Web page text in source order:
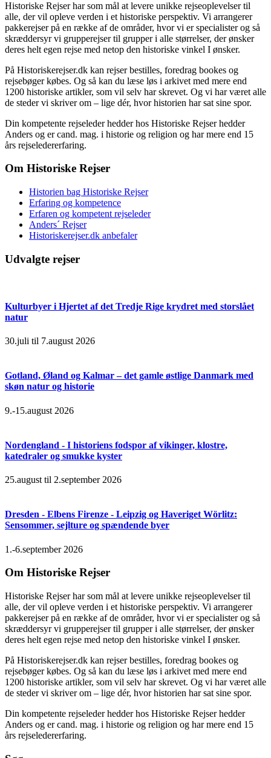
Historiske Rejser har som mål at levere unikke rejseoplevelser til
alle, der vil opleve verden i et historiske perspektiv. Vi arrangerer
pakkerejser på en række af de områder, hvor vi er specialister og så
skræddersyr vi grupperejser til grupper i alle størrelser, der ønsker
deres helt egen rejse med netop den historiske vinkel I ønsker.
På Historiskerejser.dk kan rejser bestilles, foredrag bookes og
rejsebøger købes. Og så kan du læse løs i arkivet med mere end
1200 historiske artikler, som vil selv har skrevet. Og vi har været alle
de steder vi skriver om – lige dér, hvor historien har sat sine spor.
Din kompetente rejseleder hedder hos Historiske Rejser hedder
Anders og er cand. mag. i historie og religion og har mere end 15
års rejseledererfaring.
Om Historiske Rejser
Historien bag Historiske Rejser
Erfaring og kompetence
Erfaren og kompetent rejseleder
Anders´ Rejser
Historiskerejser.dk anbefaler
Udvalgte rejser
Kulturbyer i Hjertet af det Tredje Rige krydret med storslået
natur
30.juli til 7.august 2026
Gotland, Øland og Kalmar – det gamle østlige Danmark med
skøn natur og historie
9.-15.august 2026
Nordengland - I historiens fodspor af vikinger, klostre,
katedraler og smukke kyster
25.august til 2.september 2026
Dresden - Elbens Firenze - Leipzig og Haveriget Wörlitz:
Sensommer, sejlture og spændende byer
1.-6.september 2026
Om Historiske Rejser
Historiske Rejser har som mål at levere unikke rejseoplevelser til
alle, der vil opleve verden i et historiske perspektiv. Vi arrangerer
pakkerejser på en række af de områder, hvor vi er specialister og så
skræddersyr vi grupperejser til grupper i alle størrelser, der ønsker
deres helt egen rejse med netop den historiske vinkel I ønsker.
På Historiskerejser.dk kan rejser bestilles, foredrag bookes og
rejsebøger købes. Og så kan du læse løs i arkivet med mere end
1200 historiske artikler, som vil selv har skrevet. Og vi har været alle
de steder vi skriver om – lige dér, hvor historien har sat sine spor.
Din kompetente rejseleder hedder hos Historiske Rejser hedder
Anders og er cand. mag. i historie og religion og har mere end 15
års rejseledererfaring.